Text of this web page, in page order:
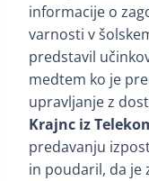
informacije o
varnosti v
predstavil
medtem ko je
upravljanje z
Krajnc iz
predavanju
in poudaril, da je